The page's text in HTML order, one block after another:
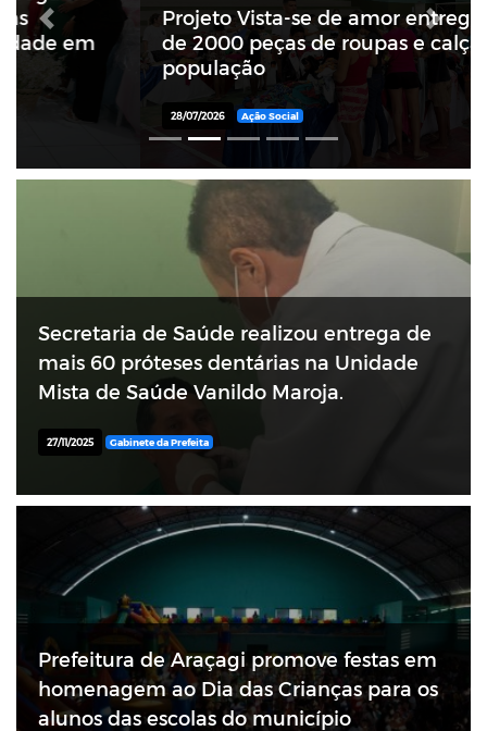
Projeto Vista-se de amor entregou mais
de 2000 peças de roupas e calçados a
população
Ação Social
Previous Next
Secretaria de Saúde realizou entrega de
mais 60 próteses dentárias na Unidade
Mista de Saúde Vanildo Maroja.
27/11/2025 Gabinete da Prefeita
Prefeitura de Araçagi promove festas em
homenagem ao Dia das Crianças para os
alunos das escolas do município